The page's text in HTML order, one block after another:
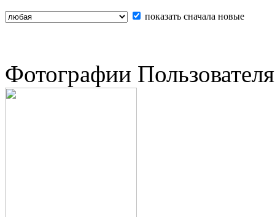
показать сначала новые
Фотографии Пользователя